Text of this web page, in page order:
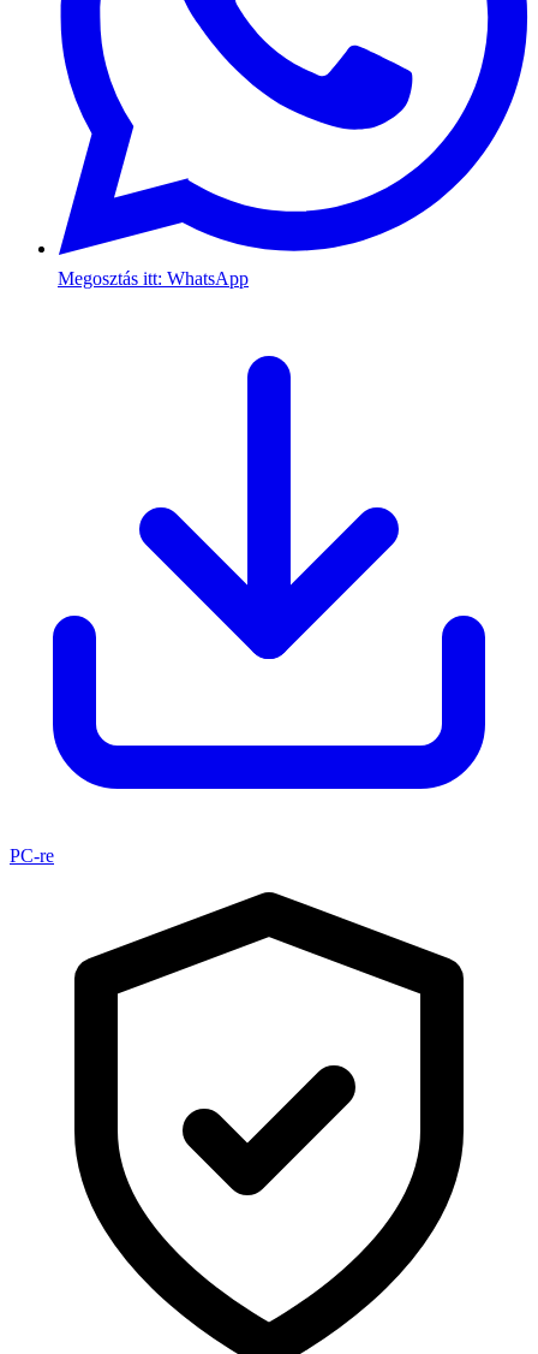
Megosztás itt: WhatsApp
PC-re